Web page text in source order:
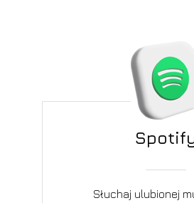
Słuchaj ulubionej